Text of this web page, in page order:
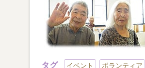
タグ イベント ボランティア